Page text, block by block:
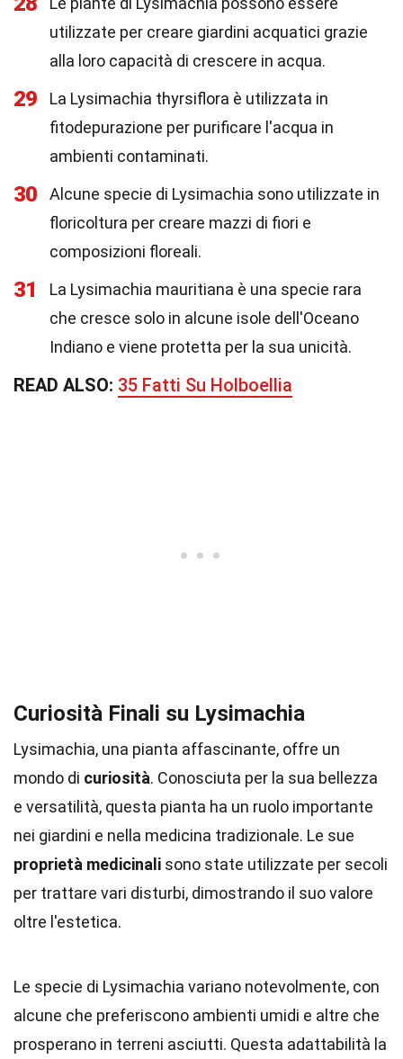
utilizzate per creare giardini acquatici grazie
alla loro capacità di crescere in acqua.
29
La Lysimachia thyrsiflora è utilizzata in
fitodepurazione per purificare l'acqua in
ambienti contaminati.
30
Alcune specie di Lysimachia sono utilizzate in
floricoltura per creare mazzi di fiori e
composizioni floreali.
31
La Lysimachia mauritiana è una specie rara
che cresce solo in alcune isole dell'Oceano
Indiano e viene protetta per la sua unicità.
READ ALSO: 35 Fatti Su Holboellia
Curiosità Finali su Lysimachia
Lysimachia, una pianta affascinante, offre un
mondo di curiosità. Conosciuta per la sua bellezza
e versatilità, questa pianta ha un ruolo importante
nei giardini e nella medicina tradizionale. Le sue
proprietà medicinali sono state utilizzate per secoli
per trattare vari disturbi, dimostrando il suo valore
oltre l'estetica.
Le specie di Lysimachia variano notevolmente, con
alcune che preferiscono ambienti umidi e altre che
prosperano in terreni asciutti. Questa adattabilità la